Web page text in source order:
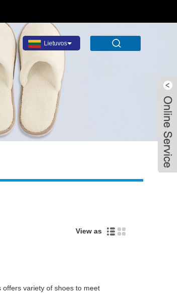
Lietuvos
View as
offers variety of shoes to meet